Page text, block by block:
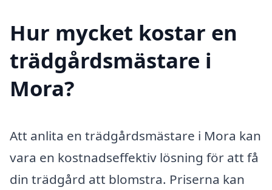
Hur mycket kostar en
trädgårdsmästare i
Mora?
Att anlita en trädgårdsmästare i Mora kan
vara en kostnadseffektiv lösning för att få
din trädgård att blomstra. Priserna kan